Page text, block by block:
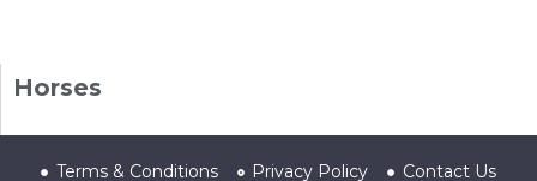
Horses
Terms & Conditions Privacy Policy Contact Us